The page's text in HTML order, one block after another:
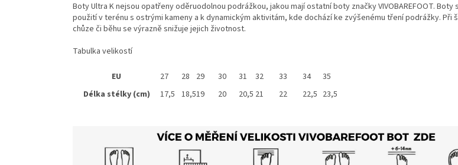
Boty Ultra K nejsou opatřeny oděruodolnou podrážkou, jakou mají ostatní boty značky VIVOBAREFOOT. Boty
použití v terénu s ostrými kameny a k dynamickým aktivitám, kde dochází ke zvýšenému tření podrážky. Při
chůze či běhu se výrazně snižuje jejich životnost.
Tabulka velikostí
EU 27 28 29 30 31 32 33 34
35
Délka stélky (cm)
17,5 18,519 20 20,5 21 22 22,5 23,5